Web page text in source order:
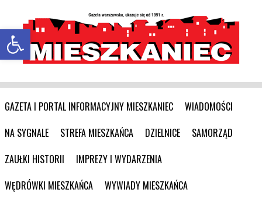
Otwórz pasek narzędzi
GAZETA I PORTAL INFORMACYJNY MIESZKANIEC
WIADOMOŚCI
NA SYGNALE
STREFA MIESZKAŃCA DZIELNICE
SAMORZĄD
ZAUŁKI HISTORII
IMPREZY I WYDARZENIA
WĘDRÓWKI MIESZKAŃCA
WYWIADY MIESZKAŃCA